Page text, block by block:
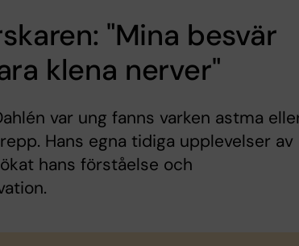
"Mina besvär
klena nerver"
var ung fanns varken astma
Hans egna tidiga upplevelser av
hans förståelse och